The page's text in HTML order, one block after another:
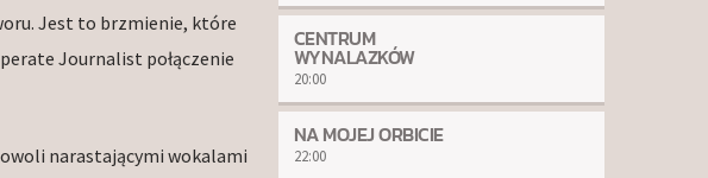
Jest to brzmienie, które
Journalist połączenie
narastającymi wokalami
CENTRUM
WYNALAZKÓW
20:00
NA MOJEJ ORBICIE
22:00